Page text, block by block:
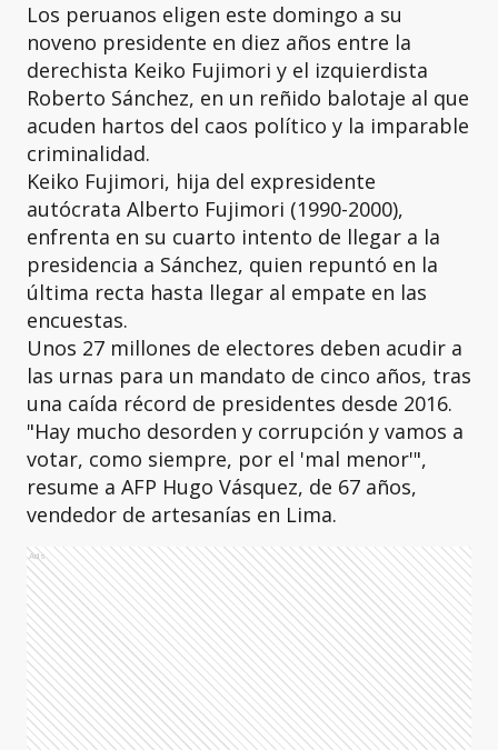
Los peruanos eligen este domingo a su
noveno presidente en diez años entre la
derechista Keiko Fujimori y el izquierdista
Roberto Sánchez, en un reñido balotaje al que
acuden hartos del caos político y la imparable
criminalidad.
Keiko Fujimori, hija del expresidente
autócrata Alberto Fujimori (1990-2000),
enfrenta en su cuarto intento de llegar a la
presidencia a Sánchez, quien repuntó en la
última recta hasta llegar al empate en las
encuestas.
Unos 27 millones de electores deben acudir a
las urnas para un mandato de cinco años, tras
una caída récord de presidentes desde 2016.
"Hay mucho desorden y corrupción y vamos a
votar, como siempre, por el 'mal menor'",
resume a AFP Hugo Vásquez, de 67 años,
vendedor de artesanías en Lima.
Ads